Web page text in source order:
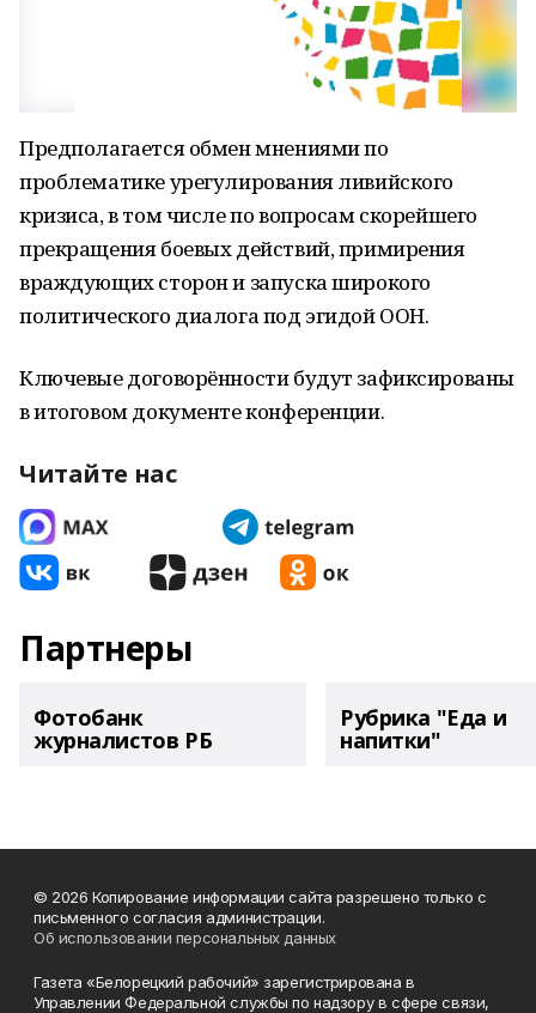
Предполагается обмен мнениями по
проблематике урегулирования ливийского
кризиса, в том числе по вопросам скорейшего
прекращения боевых действий, примирения
враждующих сторон и запуска широкого
политического диалога под эгидой ООН.
Ключевые договорённости будут зафиксированы
в итоговом документе конференции.
Читайте нас
Партнеры
Фотобанк
журналистов РБ
Рубрика "Еда и
напитки"
© 2026 Копирование информации сайта разрешено только с
письменного согласия администрации.
Об использовании персональных данных
Газета «Белорецкий рабочий» зарегистрирована в
Управлении Федеральной службы по надзору в сфере связи,